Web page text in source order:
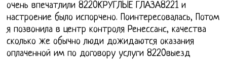
очень впечатлили 8220КРУГЛЫЕ ГЛАЗА8221 и
настроение было испорчено. Поинтересовалась, Потом
я позвонила в центр контроля Ренессанс, качества
сколько же обычно люди дожидаются оказания
оплаченной им по договору услуги 8220выезд